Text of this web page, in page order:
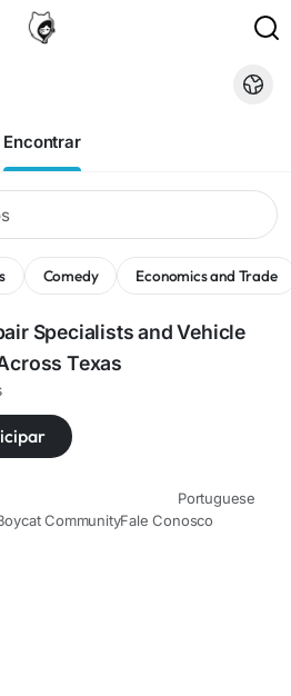
Encontrar
Comedy Economics and Trade
Specialists and Vehicle
Texas
Portuguese
CommunityFale Conosco